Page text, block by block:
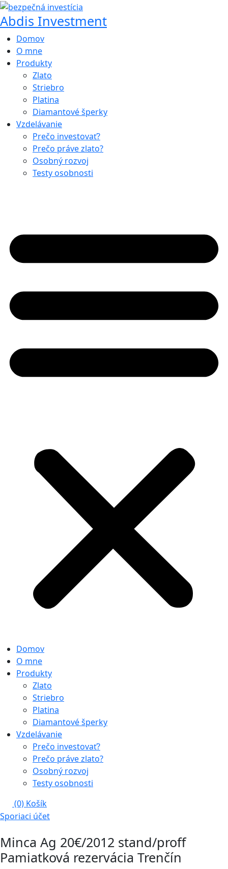
Preskočiť
na
obsah
Abdis Investment
Domov
O mne
Produkty
Zlato
Striebro
Platina
Diamantové šperky
Vzdelávanie
Prečo investovať?
Prečo práve zlato?
Osobný rozvoj
Testy osobnosti
Domov
O mne
Produkty
Zlato
Striebro
Platina
Diamantové šperky
Vzdelávanie
Prečo investovať?
Prečo práve zlato?
Osobný rozvoj
Testy osobnosti
(0) Košík
Sporiaci účet
Minca Ag 20€/2012 stand/proff
Pamiatková rezervácia Trenčín